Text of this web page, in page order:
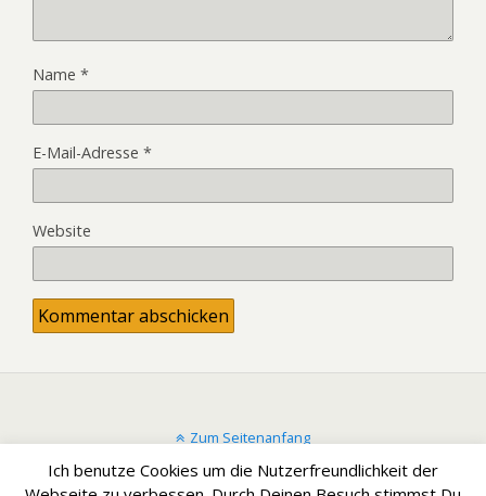
Name *
E-Mail-Adresse *
Website
Zum Seitenanfang
Mobil Desktop
Ich benutze Cookies um die Nutzerfreundlichkeit der